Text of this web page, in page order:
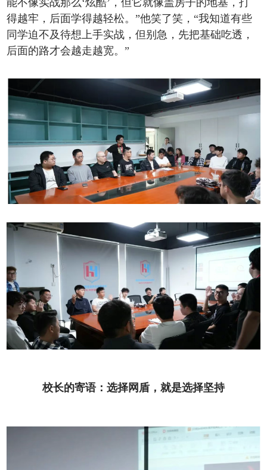
得越牢，后面学得越轻松。”他笑了笑，“我知道有些
同学迫不及待想上手实战，但别急，先把基础吃透，
后面的路才会越走越宽。”
校长的寄语：选择网盾，就是选择坚持